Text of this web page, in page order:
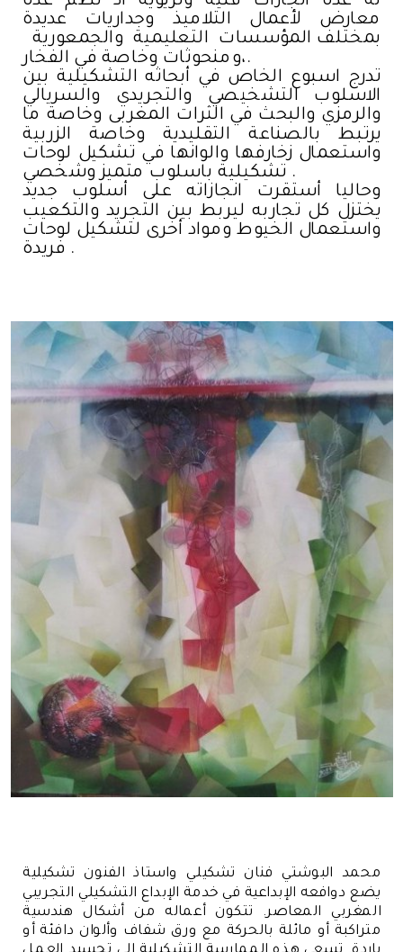
محمد البوشتي فنان تشكيلي واستاذ الفنون تشكيلية
يضع دوافعه الإبداعية في خدمة الإبداع التشكيلي التجريبي
المغربي المعاصر. تتكون أعماله من أشكال هندسية
متراكبة أو مائلة بالحركة مع ورق شفاف وألوان دافئة أو
معارض لأعمال التلاميذ وجداريات عديدة
بمختلف المؤسسات التعليمية والجمعورية
،ومنحوثات وخاصة في الفخار.
تدرج اسبوع الخاص في أبحاثه التشكيلية بين
الاسلوب التشخيصي والتجريدي والسريالي
والرمزي والبحث في الثرات المغربى وخاصة ما
يرتبط بالصناعة التقليدية وخاصة الزربية
واستعمال زخارفها والوانها في تشكيل لوحات
تشكيلية باسلوب متميز وشخصي .
وحاليا أستقرت انجازاته على أسلوب جديد
يختزل كل تجاربه ليربط بين التجريد والتكعيب
واستعمال الخيوط ومواد أخرى لتشكيل لوحات
فريدة .